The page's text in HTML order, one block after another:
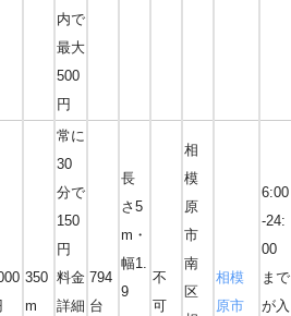
内で
最大
500
円
350
m
常に
30
分で
150
円
料金
詳細
794
台
長
さ5
m・
幅1.
9
不
可
相
模
原
市
南
区
相模
原市
6:00
-24:
00
まで
が入